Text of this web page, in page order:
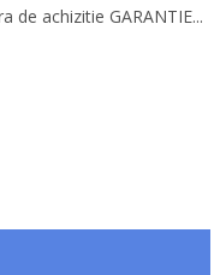
achizitie GARANTIE...